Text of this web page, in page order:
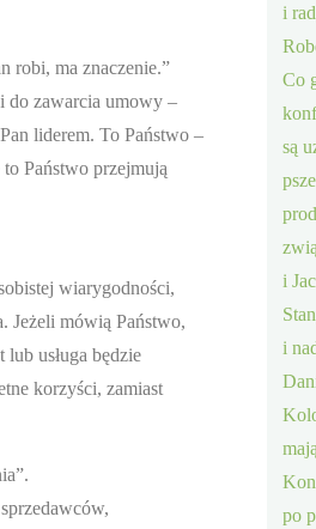
robi, ma znaczenie.”
do zawarcia umowy –
liderem. To Państwo –
Państwo przejmują
wiarygodności,
Jeżeli mówią Państwo,
usługa będzie
korzyści, zamiast
i
Co
są
i
i
po